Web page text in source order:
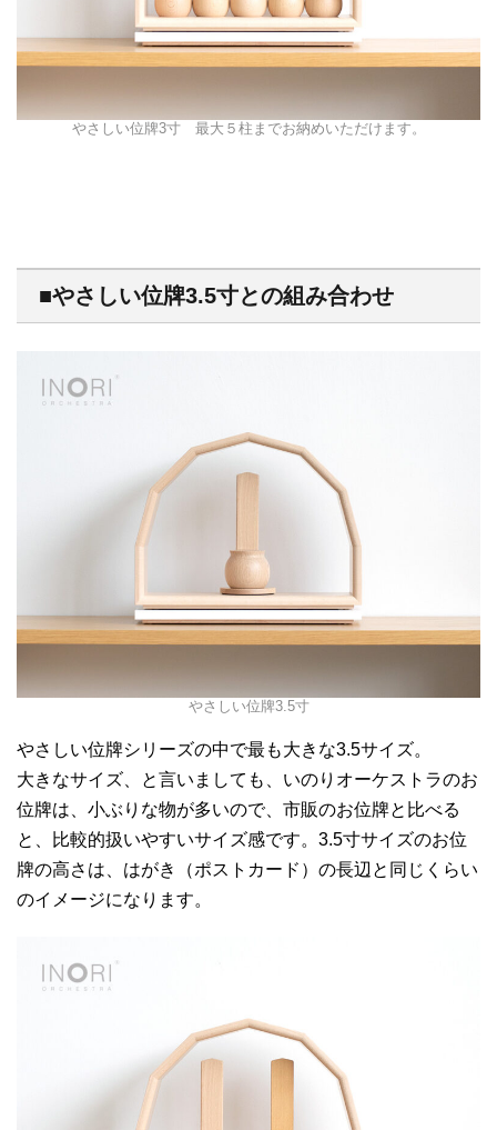
やさしい位牌3寸 最大５柱までお納めいただけます。
■やさしい位牌3.5寸との組み合わせ
やさしい位牌3.5寸
やさしい位牌シリーズの中で最も大きな3.5サイズ。
大きなサイズ、と言いましても、いのりオーケストラのお
位牌は、小ぶりな物が多いので、市販のお位牌と比べる
と、比較的扱いやすいサイズ感です。3.5寸サイズのお位
牌の高さは、はがき（ポストカード）の長辺と同じくらい
のイメージになります。